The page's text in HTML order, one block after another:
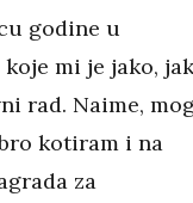
godine u
mi je jako,
rad. Naime,
kotiram i na
za